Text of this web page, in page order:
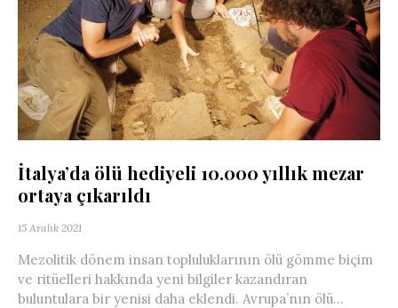
İtalya’da ölü hediyeli 10.000 yıllık mezar
ortaya çıkarıldı
15 Aralık 2021
Mezolitik dönem insan topluluklarının ölü gömme biçim
ve ritüelleri hakkında yeni bilgiler kazandıran
buluntulara bir yenisi daha eklendi. Avrupa’nın ölü...